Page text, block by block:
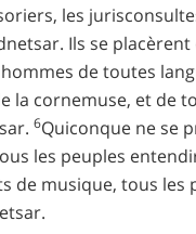
les
Ils se
de toutes
la cornemuse, et
6Quiconque ne se
les peuples
musique, tous